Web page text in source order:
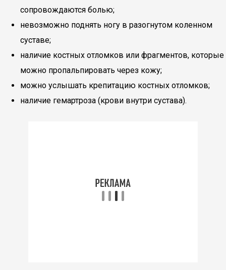
сопровождаются болью;
невозможно поднять ногу в разогнутом коленном
суставе;
наличие костных отломков или фрагментов, которые
можно пропальпировать через кожу;
можно услышать крепитацию костных отломков;
наличие гемартроза (крови внутри сустава).